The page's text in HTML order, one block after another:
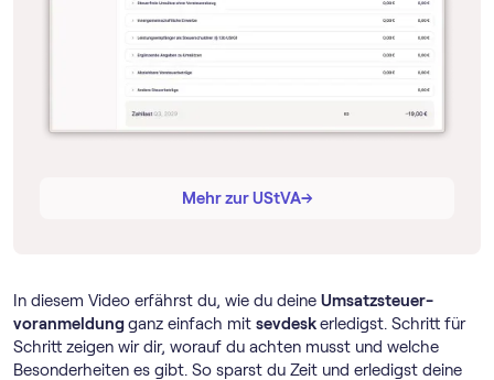
Mehr zur UStVA→
→
In diesem Video erfährst du, wie du deine Umsatz­steuer­
voranmeldungganz einfach mit sevdeskerledigst. Schritt für
Schritt zeigen wir dir, worauf du achten musst und welche
Besonderheiten es gibt. So sparst du Zeit und erledigst deine